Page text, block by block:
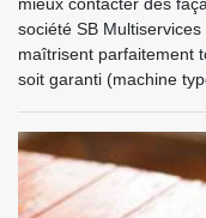
société SB
maîtrisent parfaitement
soit garanti (machine